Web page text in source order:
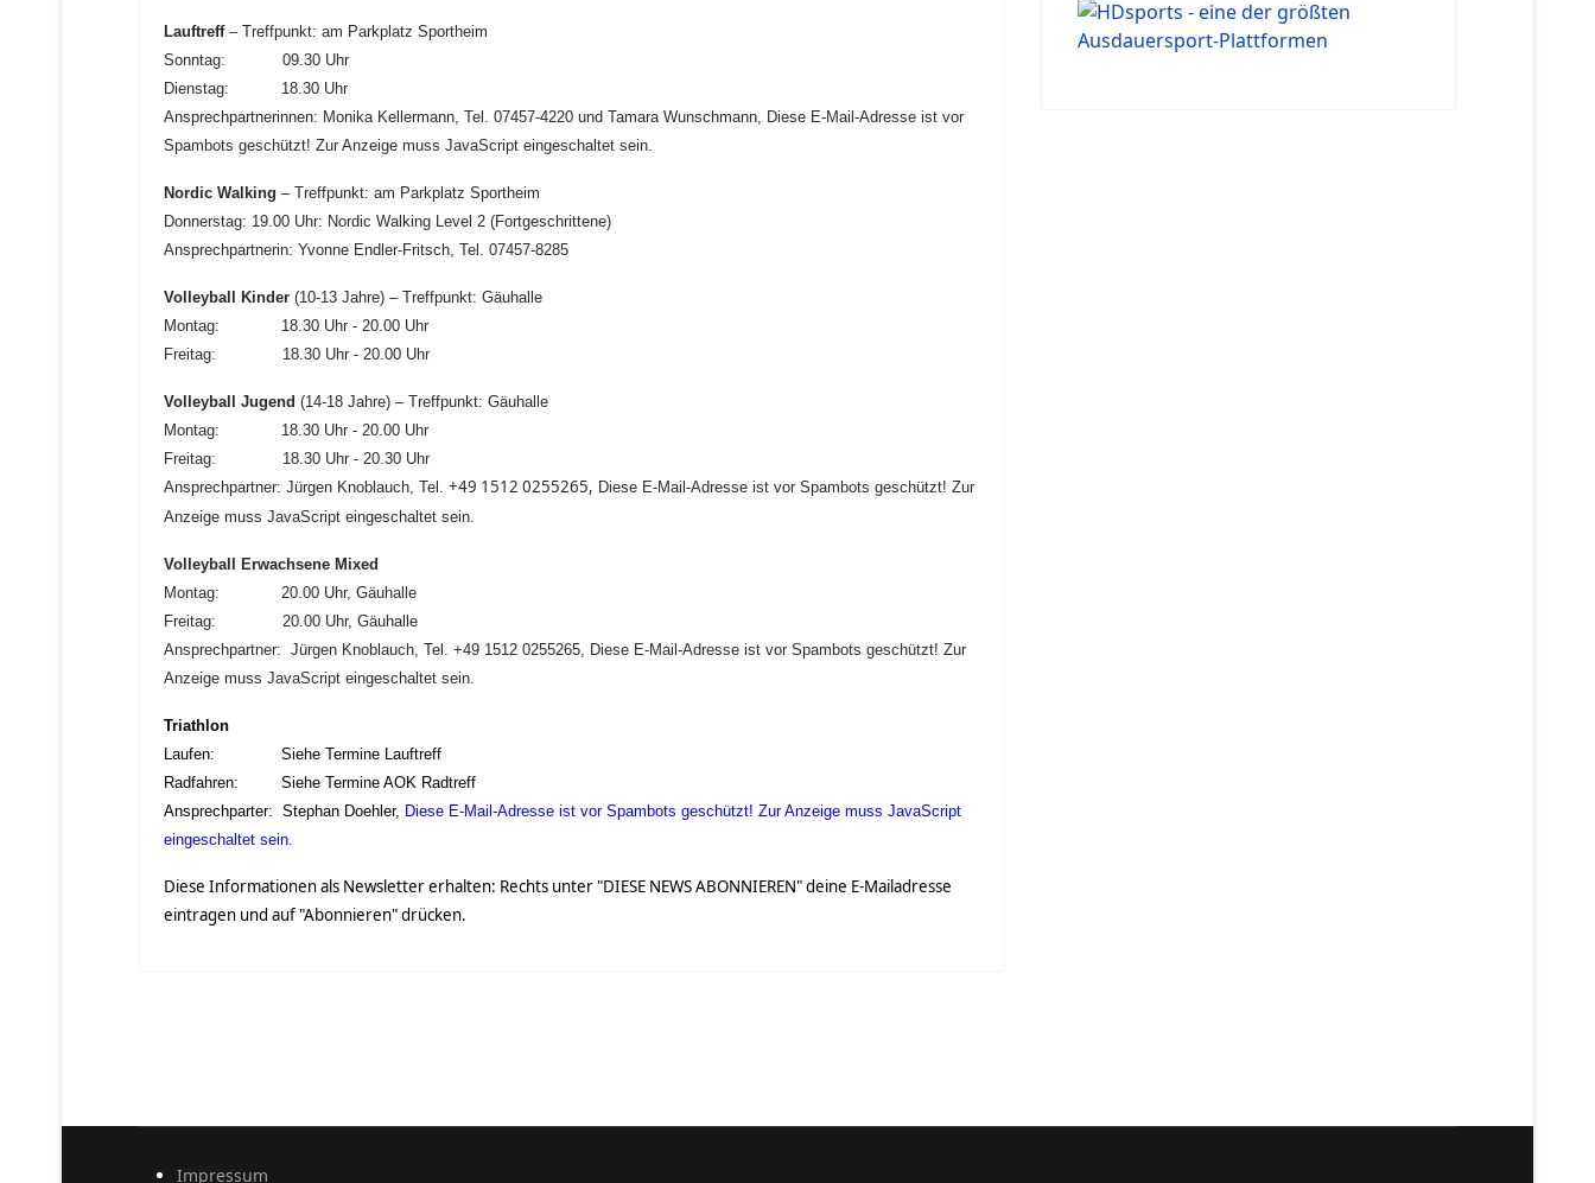
Lauftreff– Treffpunkt: am Parkplatz Sportheim
Sonntag: 09.30 Uhr
Dienstag: 18.30 Uhr
Ansprechpartnerinnen: Monika Kellermann, Tel. 07457-4220 und Tamara Wunschmann, Diese E-Mail-Adresse ist vor
Spambots geschützt! Zur Anzeige muss JavaScript eingeschaltet sein.
Nordic Walking – Treffpunkt: am Parkplatz Sportheim
Donnerstag: 19.00 Uhr: Nordic Walking Level 2 (Fortgeschrittene)
Ansprechpartnerin: Yvonne Endler-Fritsch, Tel. 07457-8285
Volleyball Kinder (10-13 Jahre) – Treffpunkt: Gäuhalle
Montag: 18.30 Uhr - 20.00 Uhr
Freitag: 18.30 Uhr - 20.00 Uhr
Volleyball Jugend (14-18 Jahre) – Treffpunkt: Gäuhalle
Montag: 18.30 Uhr - 20.00 Uhr
Freitag: 18.30 Uhr - 20.30 Uhr
Ansprechpartner: Jürgen Knoblauch, Tel. +49 1512 0255265, Diese E-Mail-Adresse ist vor Spambots geschützt! Zur
Anzeige muss JavaScript eingeschaltet sein.
Volleyball Erwachsene Mixed
Montag: 20.00 Uhr, Gäuhalle
Freitag: 20.00 Uhr, Gäuhalle
Ansprechpartner: Jürgen Knoblauch, Tel. +49 1512 0255265, Diese E-Mail-Adresse ist vor Spambots geschützt! Zur
Anzeige muss JavaScript eingeschaltet sein.
Triathlon
Laufen: Siehe Termine Lauftreff
Radfahren: Siehe Termine AOK Radtreff
Ansprechparter: Stephan Doehler, Diese E-Mail-Adresse ist vor Spambots geschützt! Zur Anzeige muss JavaScript
eingeschaltet sein.
Diese Informationen als Newsletter erhalten: Rechts unter "DIESE NEWS ABONNIEREN" deine E-Mailadresse
eintragen und auf "Abonnieren" drücken.
Impressum